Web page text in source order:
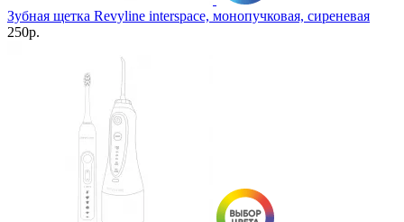
Зубная щетка Revyline interspace, монопучковая, сиреневая
250р.